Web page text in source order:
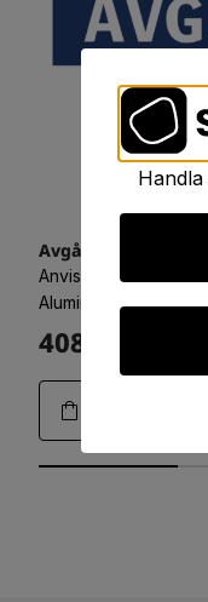
Avgående gods
Anvisningsskyltar,
Aluminium 0,7mm
408:-